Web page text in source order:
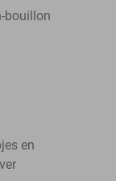
bouillon
en